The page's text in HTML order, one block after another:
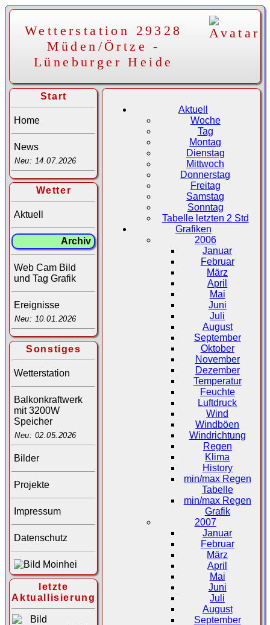
Wetterstation 29328
Müden/Örtze -
Lüneburger Heide
Start
Home
News
Neu: 14.07.2026
Wetter
Aktuell
Archiv
Web Cam Bild
und Tag Grafik
Ereignisse
Neu: 10.01.2026
Sonstiges
Wetterstation
Balkonkraftwerk
mit 3200W
Speicher
Neu: 02.05.2026
Bilder
Projekte
Impressum
Datenschutz
letzte
Aktuallisierung
Aktuell
Woche
Tag
Montag
Dienstag
Mittwoch
Donnerstag
Freitag
Samstag
Sonntag
Tabelle letzten 2 Std
Grafiken
2006
Januar
Februar
März
April
Mai
Juni
Juli
August
September
Oktober
November
Dezember
Temperatur
Feuchte
Luftdruck
Wind
Windböen
Windrichtung
Regen
Klima
History
min/max Regen
Tabelle
min/max Regen
Grafik
2007
Januar
Februar
März
April
Mai
Juni
Juli
August
September